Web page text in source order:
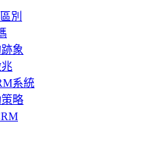
別
象
系統
略